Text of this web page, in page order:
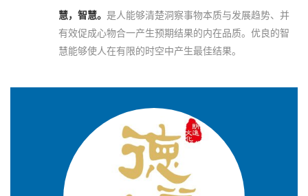
慧，智慧。 是人能够清楚洞察事物本质与发展趋势、并
有效促成心物合一产生预期结果的内在品质。优良的智
慧能够使人在有限的时空中产生最佳结果。